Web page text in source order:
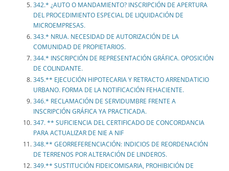
342.* ¿AUTO O MANDAMIENTO? INSCRIPCIÓN DE APERTURA
DEL PROCEDIMIENTO ESPECIAL DE LIQUIDACIÓN DE
MICROEMPRESAS.
343.* NRUA. NECESIDAD DE AUTORIZACIÓN DE LA
COMUNIDAD DE PROPIETARIOS.
344.* INSCRIPCIÓN DE REPRESENTACIÓN GRÁFICA. OPOSICIÓN
DE COLINDANTE.
345.** EJECUCIÓN HIPOTECARIA Y RETRACTO ARRENDATICIO
URBANO. FORMA DE LA NOTIFICACIÓN FEHACIENTE.
346.* RECLAMACIÓN DE SERVIDUMBRE FRENTE A
INSCRIPCIÓN GRÁFICA YA PRACTICADA.
347. ** SUFICIENCIA DEL CERTIFICADO DE CONCORDANCIA
PARA ACTUALIZAR DE NIE A NIF
348.** GEORREFERENCIACIÓN: INDICIOS DE REORDENACIÓN
DE TERRENOS POR ALTERACIÓN DE LINDEROS.
349.** SUSTITUCIÓN FIDEICOMISARIA, PROHIBICIÓN DE